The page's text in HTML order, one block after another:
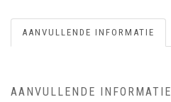
AANVULLENDE INFORMATIE
AANVULLENDE INFORMATIE